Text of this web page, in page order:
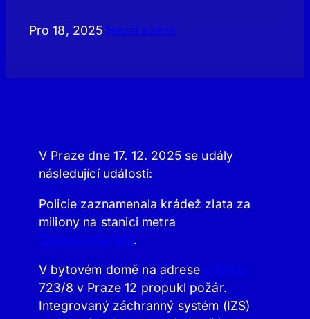
Pro 18, 2025·Nezařazené
V Praze dne 17. 12. 2025 se udály
následující události:
Policie zaznamenala krádež zlata za
miliony na stanici metra
Českomoravská.
V bytovém domě na adrese V Rohu
723/8 v Praze 12 propukl požár.
Integrovaný záchranný systém (IZS)